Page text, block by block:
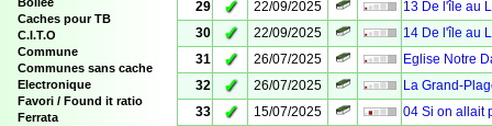
Caches pour TB
C.I.T.O
Commune
Communes sans cache
Electronique
Favori / Found it ratio
Ferrata
29
✓ 22/09/2025
13 De l'île au
30
✓ 22/09/2025
14 De l'île au
31
✓ 26/07/2025
Eglise Notre
32
✓ 26/07/2025
La Grand-
33
✓ 15/07/2025
04 Si on allait